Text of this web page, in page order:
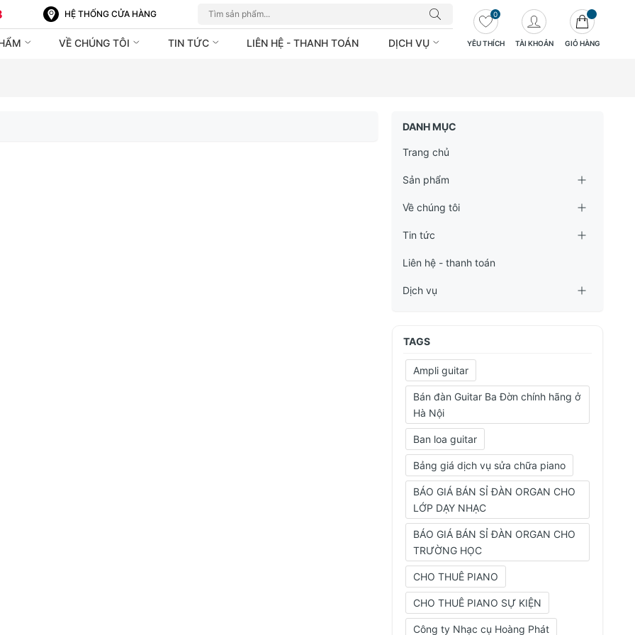
HỆ THỐNG CỬA HÀNG
VỀ CHÚNG TÔI TIN TỨC LIÊN HỆ - THANH TOÁN DỊCH VỤ YÊU THÍCH
0
TÀI KHOẢN GIỎ HÀNG
DANH MỤC
Trang chủ
Sản phẩm
Về chúng tôi
Tin tức
Liên hệ - thanh toán
Dịch vụ
TAGS
Ampli guitar
Bán đàn Guitar Ba Đờn chính hãng ở
Hà Nội
Ban loa guitar
Bảng giá dịch vụ sửa chữa piano
BÁO GIÁ BÁN SỈ ĐÀN ORGAN CHO
LỚP DẠY NHẠC
BÁO GIÁ BÁN SỈ ĐÀN ORGAN CHO
TRƯỜNG HỌC
CHO THUÊ PIANO
CHO THUÊ PIANO SỰ KIỆN
Công ty Nhạc cụ Hoàng Phát